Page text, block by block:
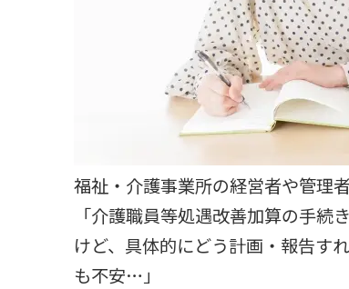
福祉・介護事業所の経営者や管理者
「介護職員等処遇改善加算の手
けど、具体的にどう計画・報告す
も不安…」